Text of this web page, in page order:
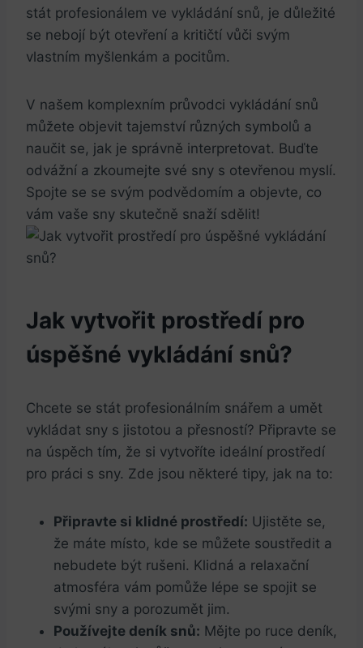
stát profesionálem ve vykládání snů, je důležité
se nebojí být otevření a kritičtí vůči svým
vlastním myšlenkám a pocitům.
V našem komplexním průvodci vykládání snů
můžete objevit tajemství různých symbolů a
naučit se, jak je správně interpretovat. Buďte
odvážní a zkoumejte své sny s otevřenou myslí.
Spojte se se svým podvědomím a objevte, co
vám vaše sny skutečně snaží sdělit!
Jak vytvořit prostředí pro
úspěšné vykládání snů?
Chcete se stát profesionálním snářem a umět
vykládat sny s jistotou a přesností? Připravte se
na úspěch tím, že si vytvoříte ideální prostředí
pro práci s sny. Zde jsou některé tipy, jak na to:
Připravte si klidné prostředí: Ujistěte se,
že máte místo, kde se můžete soustředit a
nebudete být rušeni. Klidná a relaxační
atmosféra vám pomůže lépe se spojit se
svými sny a porozumět jim.
Používejte deník snů: Mějte po ruce deník,